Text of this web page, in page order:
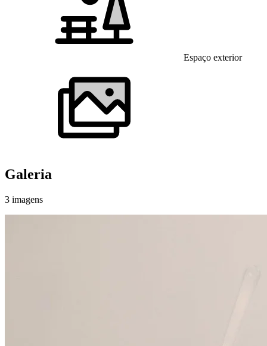
Espaço exterior
Galeria
3 imagens